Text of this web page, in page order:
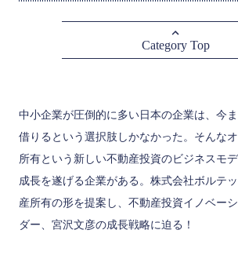
Category Top
中小企業が圧倒的に多い日本の企業は、今
借りるという選択肢しかなかった。そんな
所有という新しい不動産投資のビジネスモ
成長を遂げる企業がある。株式会社ボルテ
産所有の形を提案し、不動産投資イノベー
ダー、宮沢文彦の成長戦略に迫る！